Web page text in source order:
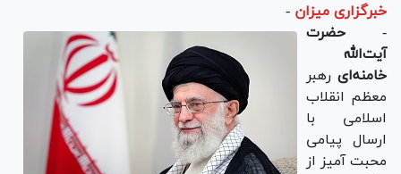
خبرگزاری میزان -
- حضرت
آیت‌الله
خامنه‌ای رهبر
معظم انقلاب
اسلامی با
ارسال پیامی
محبت آمیز از